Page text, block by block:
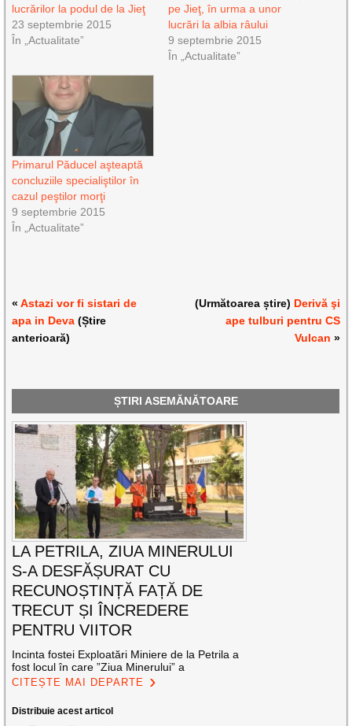
lucrărilor la podul de la Jieţ
23 septembrie 2015
În „Actualitate”
pe Jieţ, în urma a unor
lucrări la albia râului
9 septembrie 2015
În „Actualitate”
Primarul Păducel aşteaptă
concluziile specialiştilor în
cazul peştilor morţi
9 septembrie 2015
În „Actualitate”
«Astazi vor fi sistari de
apa in Deva (Știre
anterioară)
(Următoarea știre) Derivă şi
ape tulburi pentru CS
Vulcan »
ȘTIRI ASEMĂNĂTOARE
LA PETRILA, ZIUA MINERULUI
S-A DESFĂȘURAT CU
RECUNOȘTINȚĂ FAȚĂ DE
TRECUT ȘI ÎNCREDERE
PENTRU VIITOR
Incinta fostei Exploatări Miniere de la Petrila a
fost locul în care ”Ziua Minerului” a
CITEȘTE MAI DEPARTE
Distribuie acest articol